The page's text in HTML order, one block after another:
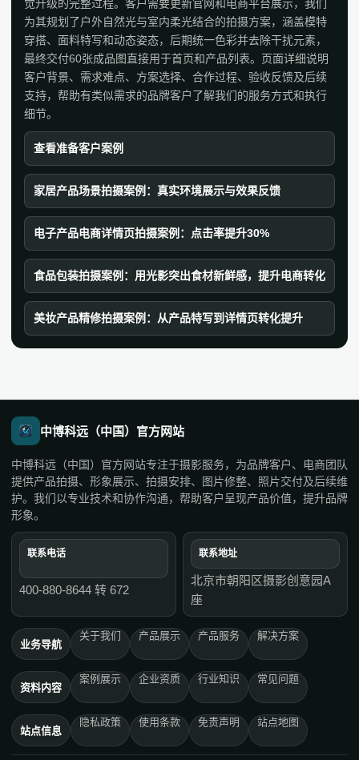
觉升级的完整过程。客户需要更新官网和电商平台展示，我们
为其规划了户外自然光与室内柔光结合的拍摄方案，涵盖模特
穿搭、面料特写和动态姿态，后期统一色彩并去除干扰元素，
最终交付60张成品图直接用于首页和产品列表。页面详细说明
客户背景、需求难点、方案选择、合作过程、验收反馈及后续
支持，帮助有类似需求的品牌客户了解我们的服务方式和执行
细节。
查看准备客户案例
家居产品场景拍摄案例：真实环境展示与效果反馈
电子产品电商详情页拍摄案例：点击率提升30%
食品包装拍摄案例：用光影突出食材新鲜感，提升电商转化
美妆产品精修拍摄案例：从产品特写到详情页转化提升
中博科远（中国）官方网站
中博科远（中国）官方网站专注于摄影服务，为品牌客户、电商团队
提供产品拍摄、形象展示、拍摄安排、图片修整、照片交付及后续维
护。我们以专业技术和协作沟通，帮助客户呈现产品价值，提升品牌
形象。
联系电话
400-880-8644 转 672
联系地址
北京市朝阳区摄影创意园A
座
业务导航
关于我们 产品展示 产品服务 解决方案
资料内容
案例展示 企业资质 行业知识 常见问题
站点信息
隐私政策 使用条款 免责声明 站点地图